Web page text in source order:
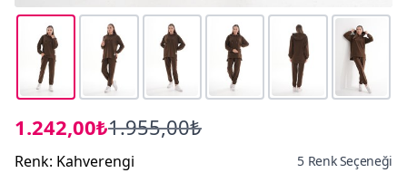
1.242,00₺1.955,00₺
Renk: Kahverengi 5 Renk Seçeneği